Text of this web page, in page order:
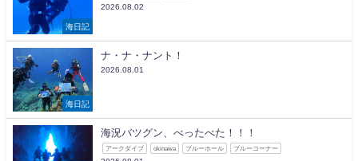
海日記
2026.08.02
海日記
ナ・ナ・ナント！
2026.08.01
海況バツグン、べったべた！！！
アークダイブ okinawa ブルーホール ブルーコーナー